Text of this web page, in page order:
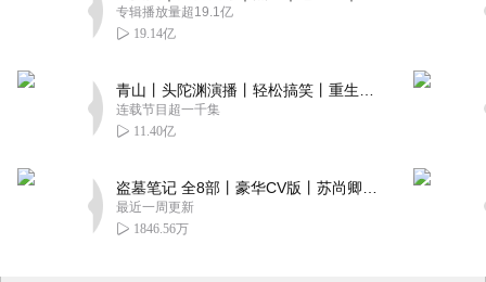
专辑播放量超19.1亿
19.14亿
连载节目超一千集
11.40亿
最近一周更新
1846.56万